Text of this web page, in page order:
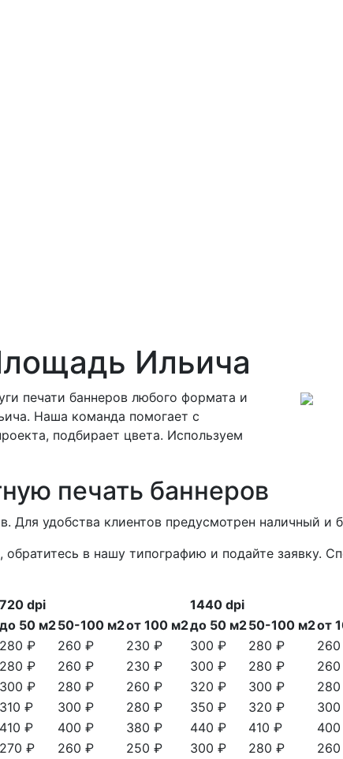
Ильича
печати баннеров любого формата и
Наша команда помогает с
подбирает цвета. Используем
печать баннеров
Для удобства клиентов предусмотрен наличный и
обратитесь в нашу типографию и подайте заявку.
720 dpi
1440 dpi
до 50 м250-100 м2от 100 м2до 50 м250-100 м2от
280 ₽ 260 ₽ 230 ₽ 300 ₽ 280 ₽
280 ₽ 260 ₽ 230 ₽ 300 ₽ 280 ₽
300 ₽ 280 ₽ 260 ₽ 320 ₽ 300 ₽
310 ₽ 300 ₽ 280 ₽ 350 ₽ 320 ₽
410 ₽ 400 ₽ 380 ₽ 440 ₽ 410 ₽
270 ₽ 260 ₽ 250 ₽ 300 ₽ 280 ₽